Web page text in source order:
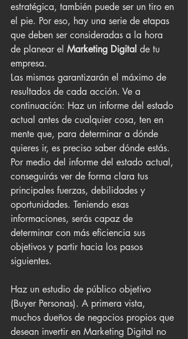
estratégica, también puede ser un tiro en
el pie. Por eso, hay una serie de etapas
que deben ser consideradas a la hora
de planear el Marketing Digital de tu
empresa.
Las mismas garantizarán el máximo de
resultados de cada acción. Ve a
continuación: Haz un informe del estado
actual antes de cualquier cosa, ten en
mente que, para determinar a dónde
quieres ir, es preciso saber dónde estás.
Por medio del informe del estado actual,
conseguirás ver de forma clara tus
principales fuerzas, debilidades y
oportunidades. Teniendo esas
informaciones, serás capaz de
determinar con más eficiencia sus
objetivos y partir hacia los pasos
siguientes.
Haz un estudio de público objetivo
(Buyer Personas). A primera vista,
muchos dueños de negocios propios que
desean invertir en Marketing Digital no